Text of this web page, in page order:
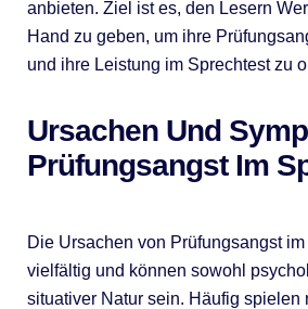
anbieten. Ziel ist es, den Lesern
Hand zu geben, um ihre
und ihre Leistung im Sprechtest zu
Ursachen Und
Prüfungsangst Im
Die Ursachen von Prüfungsangst
vielfältig und können sowohl
situativer Natur sein. Häufig spielen